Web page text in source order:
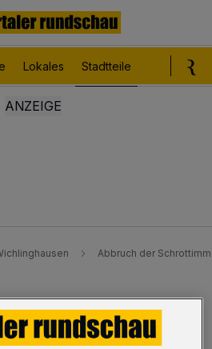
Lokales Stadtteile
Abbruch der
Schrottimmobilie